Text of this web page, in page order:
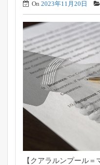
On 2023年11月20日
【クアラルンプール